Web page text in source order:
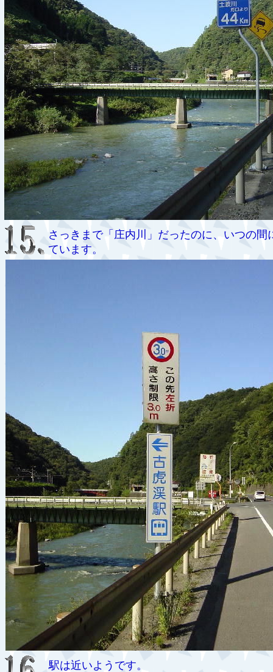
さっきまで「庄内川」だったのに、いつの間
ています。
駅は近いようです。